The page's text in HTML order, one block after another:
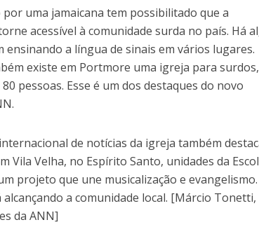
uma jamaicana tem possibilitado que a
acessível à comunidade surda no país. Há
ensinando a língua de sinais em vários lugares.
existe em Portmore uma igreja para surdos,
pessoas. Esse é um dos destaques do novo
de notícias da igreja também
Vila Velha, no Espírito Santo, unidades da
projeto que une musicalização e evangelismo.
a comunidade local. [Márcio Tonetti,
da ANN]